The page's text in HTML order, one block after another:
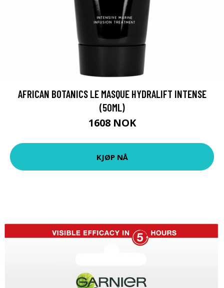
AFRICAN BOTANICS LE MASQUE HYDRALIFT INTENSE
(50ML)
1608 NOK
KJØP NÅ